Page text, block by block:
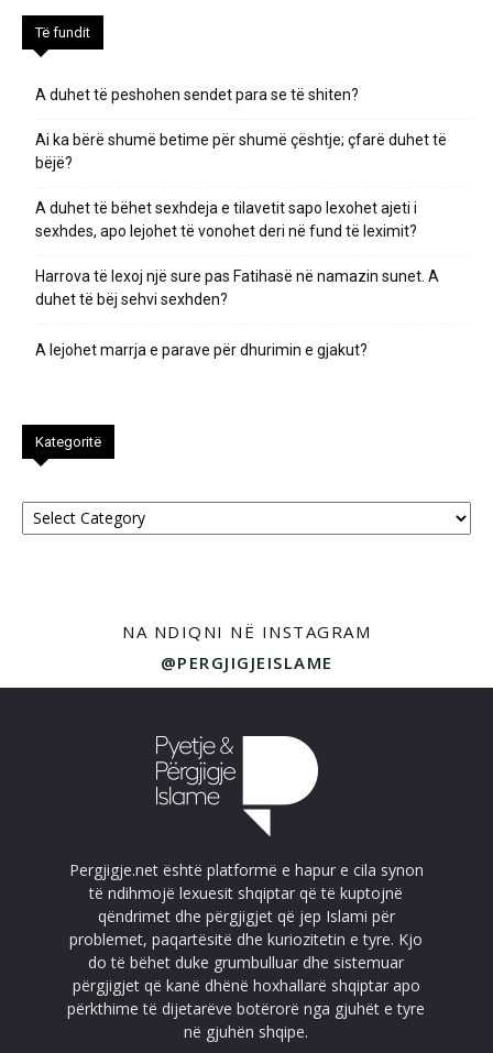
Të fundit
A duhet të peshohen sendet para se të shiten?
Ai ka bërë shumë betime për shumë çështje; çfarë duhet të
bëjë?
A duhet të bëhet sexhdeja e tilavetit sapo lexohet ajeti i
sexhdes, apo lejohet të vonohet deri në fund të leximit?
Harrova të lexoj një sure pas Fatihasë në namazin sunet. A
duhet të bëj sehvi sexhden?
A lejohet marrja e parave për dhurimin e gjakut?
Kategoritë
Kategoritë
NA NDIQNI NË INSTAGRAM
@PERGJIGJEISLAME
Pergjigje.net është platformë e hapur e cila synon
të ndihmojë lexuesit shqiptar që të kuptojnë
qëndrimet dhe përgjigjet që jep Islami për
problemet, paqartësitë dhe kuriozitetin e tyre. Kjo
do të bëhet duke grumbulluar dhe sistemuar
përgjigjet që kanë dhënë hoxhallarë shqiptar apo
përkthime të dijetarëve botërorë nga gjuhët e tyre
në gjuhën shqipe.